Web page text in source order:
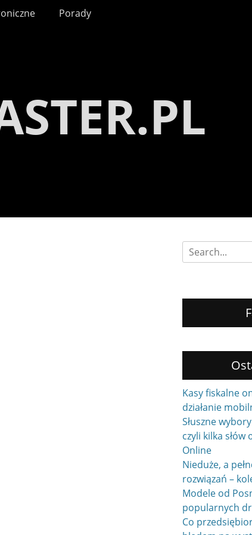
Porady
Szukaj
Kasy fiskalne
działanie
Słuszne
czyli kilka słów
Online
Nieduże, a
rozwiązań –
Modele od
popularnych
Co